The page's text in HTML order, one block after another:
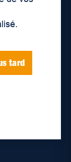
tard